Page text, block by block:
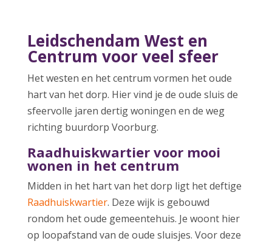
Leidschendam West en
Centrum voor veel sfeer
Het westen en het centrum vormen het oude
hart van het dorp. Hier vind je de oude sluis de
sfeervolle jaren dertig woningen en de weg
richting buurdorp Voorburg.
Raadhuiskwartier voor mooi
wonen in het centrum
Midden in het hart van het dorp ligt het deftige
Raadhuiskwartier. Deze wijk is gebouwd
rondom het oude gemeentehuis. Je woont hier
op loopafstand van de oude sluisjes. Voor deze